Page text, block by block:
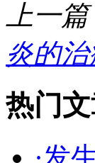
上一篇
炎的
热门文